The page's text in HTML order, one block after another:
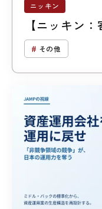
ニッキン
【ニッキン
その他